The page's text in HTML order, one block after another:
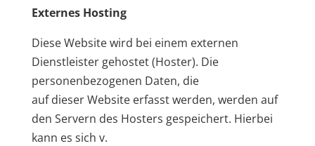
Externes Hosting
Diese Website wird bei einem externen
Dienstleister gehostet (Hoster). Die
personenbezogenen Daten, die
auf dieser Website erfasst werden, werden auf
den Servern des Hosters gespeichert. Hierbei
kann es sich v.